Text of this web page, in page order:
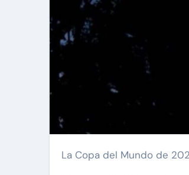
La Copa del Mundo de